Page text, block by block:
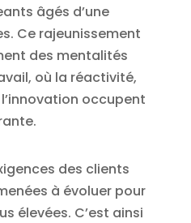
âgés d’une
Ce rajeunissement
des mentalités
où la réactivité,
occupent
des clients
à évoluer pour
élevées. C’est ainsi